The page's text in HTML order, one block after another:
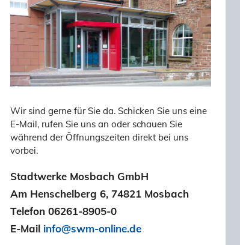
Wir sind gerne für Sie da. Schicken Sie uns eine
E-Mail, rufen Sie uns an oder schauen Sie
während der Öffnungszeiten direkt bei uns
vorbei.
Stadtwerke Mosbach GmbH
Am Henschelberg 6, 74821 Mosbach
Telefon 06261-8905-0
E-Mail info@swm-online.de